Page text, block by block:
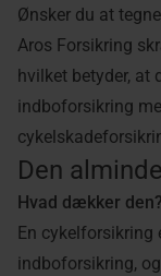
Ønsker du at
Aros Forsikring
hvilket betyder, at
indboforsikring
Den
Hvad dækker den?
En
indboforsikring,